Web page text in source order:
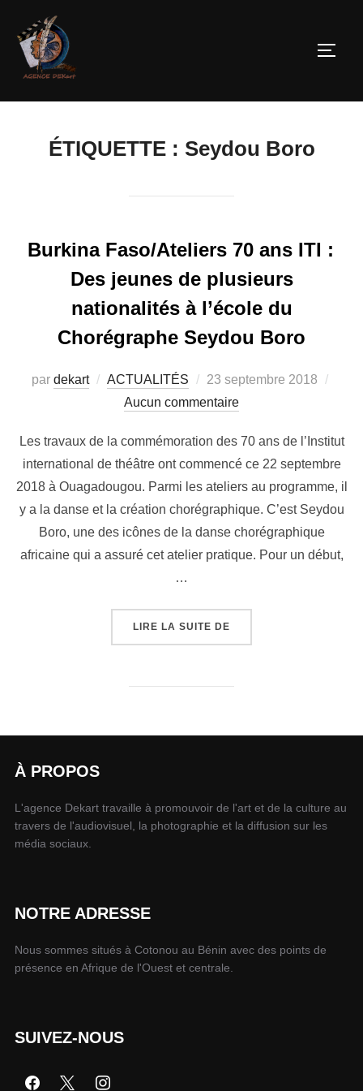
ÉTIQUETTE : Seydou Boro
Burkina Faso/Ateliers 70 ans ITI :
Des jeunes de plusieurs
nationalités à l’école du
Chorégraphe Seydou Boro
par dekart ACTUALITÉS
23 septembre 2018
Aucun commentaire
Les travaux de la commémoration des 70 ans de l’Institut
international de théâtre ont commencé ce 22 septembre
2018 à Ouagadougou. Parmi les ateliers au programme, il
y a la danse et la création chorégraphique. C’est Seydou
Boro, une des icônes de la danse chorégraphique
africaine qui a assuré cet atelier pratique. Pour un début,
…
LIRE LA SUITE DE
À PROPOS
L'agence Dekart travaille à promouvoir de l'art et de la culture au
travers de l'audiovisuel, la photographie et la diffusion sur les
média sociaux.
NOTRE ADRESSE
Nous sommes situés à Cotonou au Bénin avec des points de
présence en Afrique de l'Ouest et centrale.
SUIVEZ-NOUS